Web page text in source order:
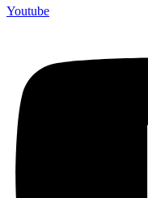
Youtube